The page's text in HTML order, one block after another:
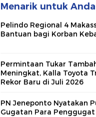
Menarik untuk Anda
Pelindo Regional 4
Bantuan bagi Korban
Permintaan Tukar
Meningkat, Kalla Toyota
Rekor Baru di Juli 2026
PN Jeneponto Nyatakan
Gugatan Para